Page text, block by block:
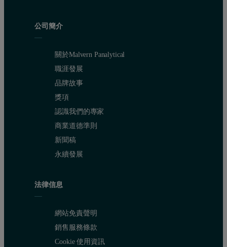
公司簡介
關於Malvern Panalytical
職涯發展
品牌故事
獎項
認識我們的專家
商業道德準則
新聞稿
永續發展
法律信息
網站免責聲明
銷售服務條款
Cookie 使用資訊